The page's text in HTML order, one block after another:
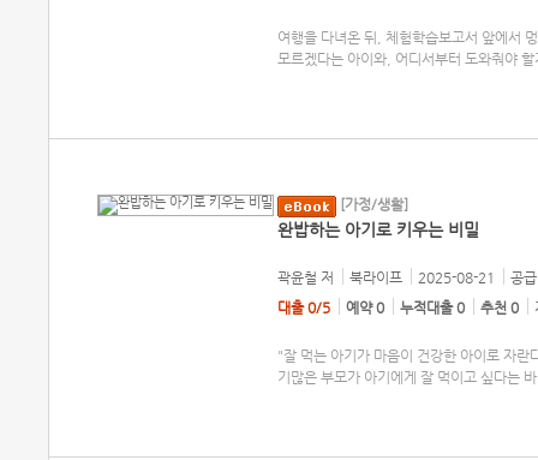
여행을 다녀온 뒤, 체험학습보고서 앞에서
모르겠다는 아이와, 어디서부터 도와줘야
[가정/생활]
완밥하는 아기로 키우는 비밀
곽윤철 저 북라이프 2025-08-21
공
대출 0/5
예약 0 누적대출 0 추천 0
"잘 먹는 아기가 마음이 건강한 아이로 자란
기많은 부모가 아기에게 잘 먹이고 싶다는